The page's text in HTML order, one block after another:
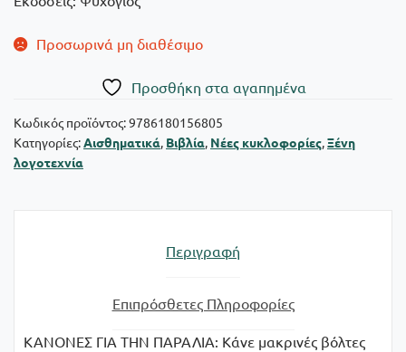
Προσωρινά μη διαθέσιμο
Πρoσθήκη στα αγαπημένα
Κωδικός προϊόντος:9786180156805
Κατηγορίες:Αισθηματικά, Βιβλία, Νέες κυκλοφορίες,Ξένη
λογοτεχνία
Περιγραφή
Επιπρόσθετες Πληροφορίες
ΚΑΝΟΝΕΣ ΓΙΑ ΤΗΝ ΠΑΡΑΛΙΑ: Κάνε μακρινές βόλτες